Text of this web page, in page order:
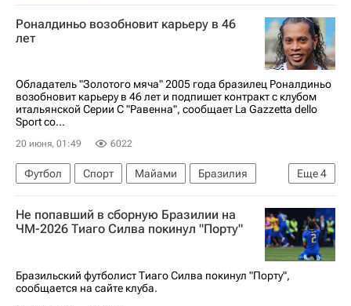
Франция
США Тиаго Силва
Порту
Милан
Лига чемпионов УЕФА 2026-2027
Серия А 2026-2027 (Чемпионат Италии по футболу)
Спорт
Роналдиньо возобновит карьеру в 46
лет
Обладатель "Золотого мяча" 2005 года бразилец Роналдиньо
возобновит карьеру в 46 лет и подпишет контракт с клубом
итальянской Серии C "Равенна", сообщает La Gazzetta dello
Sport со...
20 июня, 01:49 6022
Еще4
Футбол Спорт Майами
Бразилия
Роналдиньо
Читтаделла
Гремио
Пари Сен-Жермен (ПСЖ)
Не попавший в сборную Бразилии на
ЧМ-2026 Тиаго Силва покинул "Порту"
Бразильский футболист Тиаго Силва покинул "Порту",
сообщается на сайте клуба.